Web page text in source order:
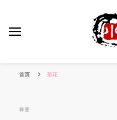
首页 菊花
标签